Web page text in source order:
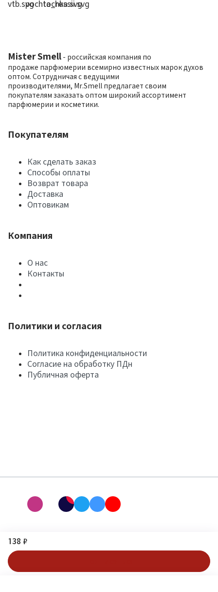
138 ₽
Mister Smell - российская компания по
продаже парфюмерии всемирно известных марок духов
оптом. Сотрудничая с ведущими
производителями, Mr.Smell предлагает своим
покупателям заказать оптом широкий ассортимент
парфюмерии и косметики.
Покупателям
Как сделать заказ
Способы оплаты
Возврат товара
Доставка
Оптовикам
Компания
О нас
Контакты
Политики и согласия
Политика конфиденциальности
Согласие на обработку ПДн
Публичная оферта